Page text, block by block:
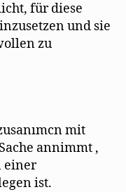
für diese
und sie
zu
mit
annimmt ,
einer
ist.